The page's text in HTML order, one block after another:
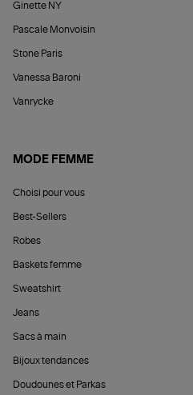
Ginette NY
Pascale Monvoisin
Stone Paris
Vanessa Baroni
Vanrycke
MODE FEMME
Choisi pour vous
Best-Sellers
Robes
Baskets femme
Sweatshirt
Jeans
Sacs à main
Bijoux tendances
Doudounes et Parkas